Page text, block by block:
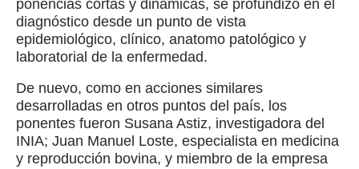
ponencias cortas y dinámicas, se profundizó en el
diagnóstico desde un punto de vista
epidemiológico, clínico, anatomo patológico y
laboratorial de la enfermedad.
De nuevo, como en acciones similares
desarrolladas en otros puntos del país, los
ponentes fueron Susana Astiz, investigadora del
INIA; Juan Manuel Loste, especialista en medicina
y reproducción bovina, y miembro de la empresa